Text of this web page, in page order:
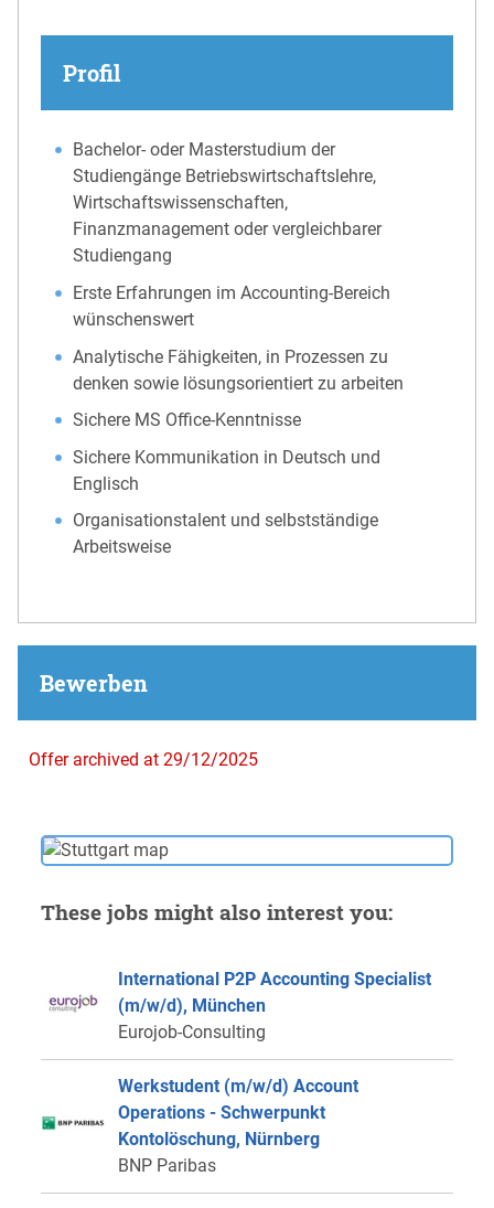
Profil
Bachelor- oder Masterstudium der
Studiengänge Betriebswirtschaftslehre,
Wirtschaftswissenschaften,
Finanzmanagement oder vergleichbarer
Studiengang
Erste Erfahrungen im Accounting-Bereich
wünschenswert
Analytische Fähigkeiten, in Prozessen zu
denken sowie lösungsorientiert zu arbeiten
Sichere MS Office-Kenntnisse
Sichere Kommunikation in Deutsch und
Englisch
Organisationstalent und selbstständige
Arbeitsweise
Bewerben
Offer archived at 29/12/2025
These jobs might also interest you:
International P2P Accounting Specialist
(m/w/d), München
Eurojob-Consulting
Werkstudent (m/w/d) Account
Operations - Schwerpunkt
Kontolöschung, Nürnberg
BNP Paribas